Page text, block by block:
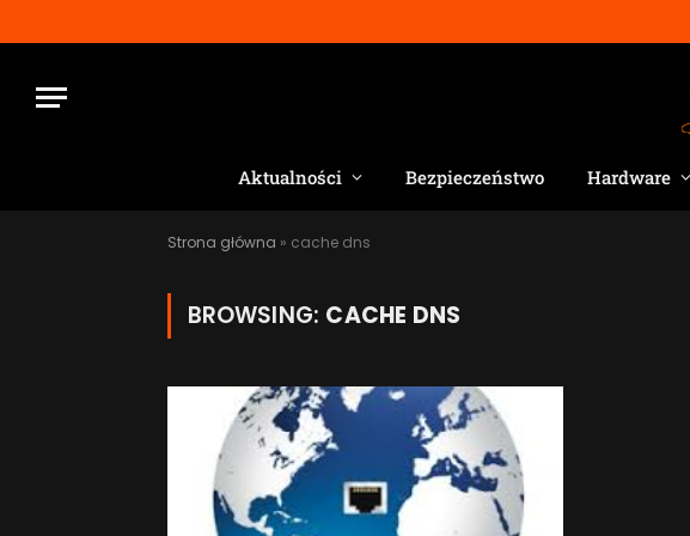
Aktualności Bezpieczeństwo Hardware
Strona główna » cache dns
BROWSING: CACHE DNS